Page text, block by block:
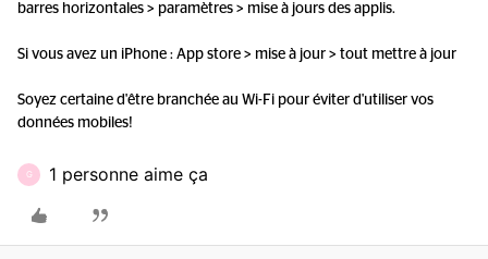
barres horizontales > paramètres > mise à jours des applis.
Si vous avez un iPhone : App store > mise à jour > tout mettre à jour
Soyez certaine d'être branchée au Wi-Fi pour éviter d'utiliser vos
données mobiles!
G 1 personne aime ça